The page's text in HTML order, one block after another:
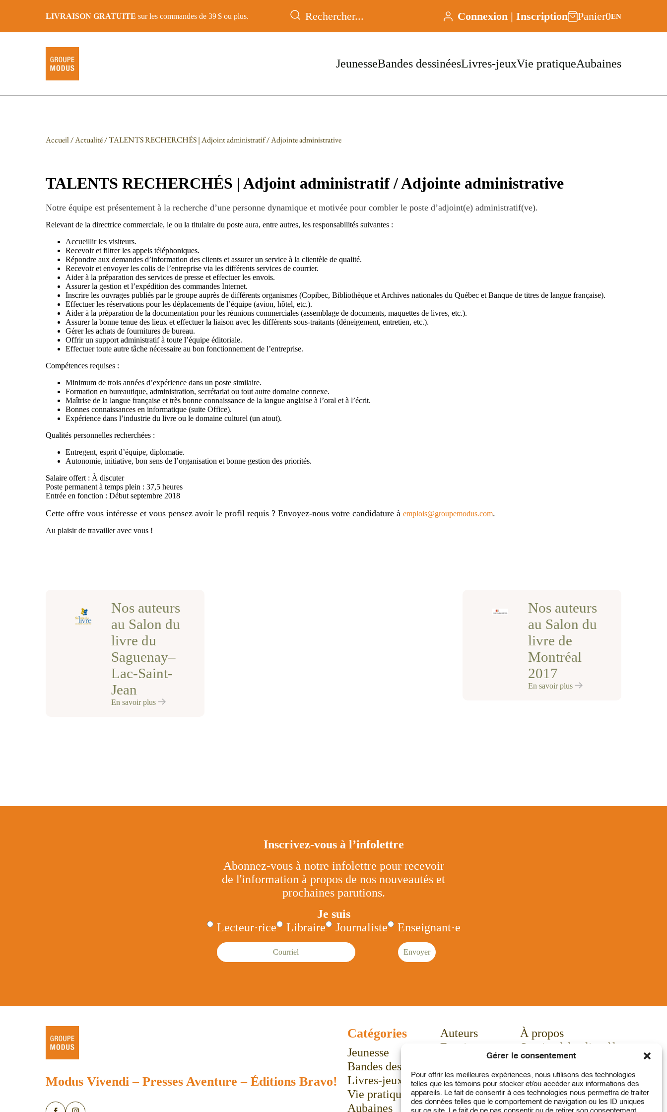
Gérer le consentement
Pour offrir les meilleures expériences, nous utilisons des technologies
telles que les témoins pour stocker et/ou accéder aux informations des
appareils. Le fait de consentir à ces technologies nous permettra de traiter
des données telles que le comportement de navigation ou les ID uniques
LIVRAISON GRATUITE sur les commandes de 39 $ ou plus. Connexion | Inscription Panier0EN
JeunesseBandes dessinéesLivres-jeuxVie pratiqueAubaines
Accueil/Actualité/ TALENTS RECHERCHÉS | Adjoint administratif / Adjointe administrative
TALENTS RECHERCHÉS | Adjoint administratif / Adjointe administrative
Notre équipe est présentement à la recherche d’une personne dynamique et motivée pour combler le poste d’adjoint(e) administratif(ve).
Relevant de la directrice commerciale, le ou la titulaire du poste aura, entre autres, les responsabilités suivantes :
Accueillir les visiteurs.
Recevoir et filtrer les appels téléphoniques.
Répondre aux demandes d’information des clients et assurer un service à la clientèle de qualité.
Recevoir et envoyer les colis de l’entreprise via les différents services de courrier.
Aider à la préparation des services de presse et effectuer les envois.
Assurer la gestion et l’expédition des commandes Internet.
Inscrire les ouvrages publiés par le groupe auprès de différents organismes (Copibec, Bibliothèque et Archives nationales du Québec et Banque de titres de langue française).
Effectuer les réservations pour les déplacements de l’équipe (avion, hôtel, etc.).
Aider à la préparation de la documentation pour les réunions commerciales (assemblage de documents, maquettes de livres, etc.).
Assurer la bonne tenue des lieux et effectuer la liaison avec les différents sous-traitants (déneigement, entretien, etc.).
Gérer les achats de fournitures de bureau.
Offrir un support administratif à toute l’équipe éditoriale.
Effectuer toute autre tâche nécessaire au bon fonctionnement de l’entreprise.
Compétences requises :
Minimum de trois années d’expérience dans un poste similaire.
Formation en bureautique, administration, secrétariat ou tout autre domaine connexe.
Maîtrise de la langue française et très bonne connaissance de la langue anglaise à l’oral et à l’écrit.
Bonnes connaissances en informatique (suite Office).
Expérience dans l’industrie du livre ou le domaine culturel (un atout).
Qualités personnelles recherchées :
Entregent, esprit d’équipe, diplomatie.
Autonomie, initiative, bon sens de l’organisation et bonne gestion des priorités.
Salaire offert : À discuter
Poste permanent à temps plein : 37,5 heures
Entrée en fonction : Début septembre 2018
Cette offre vous intéresse et vous pensez avoir le profil requis ? Envoyez-nous votre candidature à emplois@groupemodus.com.
Au plaisir de travailler avec vous !
Nos auteurs
au Salon du
livre du
Saguenay–
Lac-Saint-
Jean
En savoir plus
Nos auteurs
au Salon du
livre de
Montréal
2017
En savoir plus
Inscrivez-vous à l’infolettre
Abonnez-vous à notre infolettre pour recevoir
de l'information à propos de nos nouveautés et
prochaines parutions.
Je suis
Lecteur·rice
Libraire Journaliste
Enseignant·e
Courriel
Envoyer
Modus Vivendi – Presses Aventure – Éditions Bravo!
Catégories
Jeunesse
Bandes dessinées
Livres-jeux
Vie pratique
Aubaines
Auteurs
Enseignants
Actualités
Calendrier
Communiqués
Concours
À propos
Service à la clientèle
Contact
Mon compte